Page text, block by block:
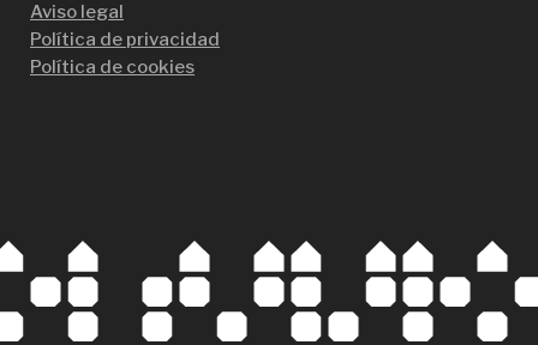
Aviso legal
Política de privacidad
Política de cookies